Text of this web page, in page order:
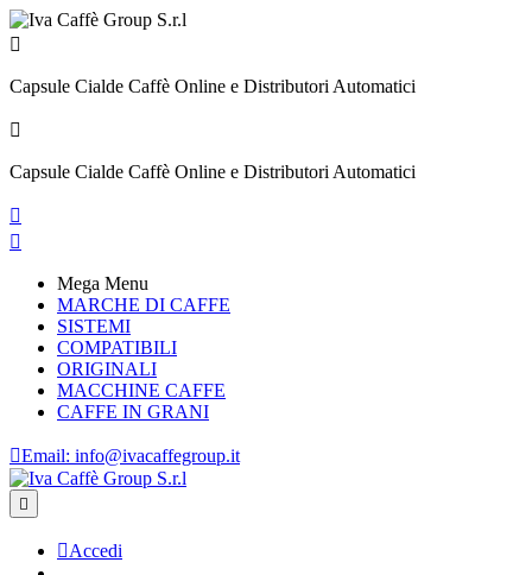

Capsule Cialde Caffè Online e Distributori Automatici

Capsule Cialde Caffè Online e Distributori Automatici


Mega Menu
MARCHE DI CAFFE
SISTEMI
COMPATIBILI
ORIGINALI
MACCHINE CAFFE
CAFFE IN GRANI
Email: info@ivacaffegroup.it

Accedi